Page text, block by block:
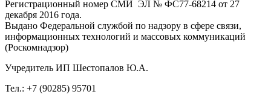
Регистрационный номер СМИ ЭЛ № ФС77-68214 от 27
декабря 2016 года.
Выдано Федеральной службой по надзору в сфере связи,
информационных технологий и массовых коммуникаций
(Роскомнадзор)
Учредитель ИП Шестопалов Ю.А.
Тел.: +7 (90285) 95701